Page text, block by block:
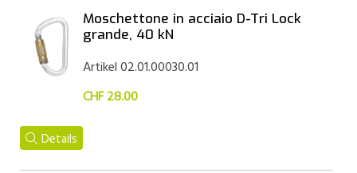
Moschettone in acciaio D-Tri Lock
grande, 40 kN
Artikel 02.01.00030.01
CHF 28.00
Details